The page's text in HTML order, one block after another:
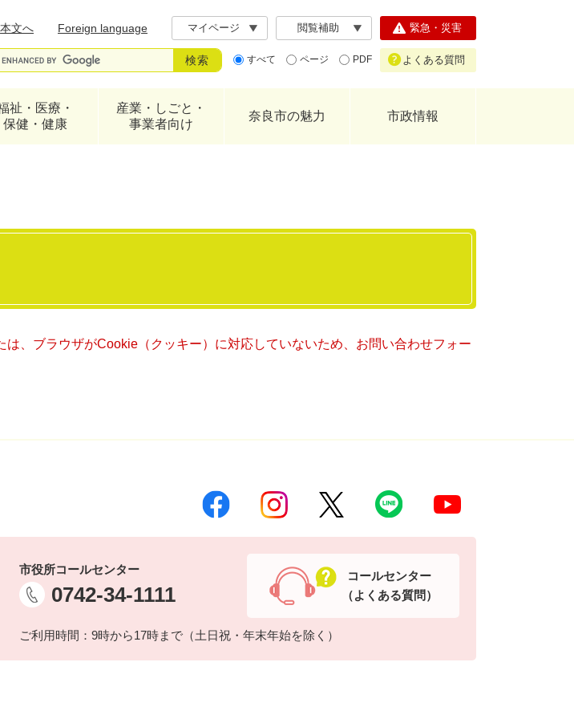
本文へ
Foreign language マイページ 閲覧補助
すべて ページ PDF
緊急・災害
よくある質問
祉・医療・
保健・健康
産業・しごと・
事業者向け
奈良市の魅力 市政情報
、ブラウザがCookie（クッキー）に対応していないため、お問い合わせフォー
市役所コールセンター
0742-34-1111
ご利用時間：9時から17時まで（土日祝・年末年始を除く）
コールセンター
（よくある質問）